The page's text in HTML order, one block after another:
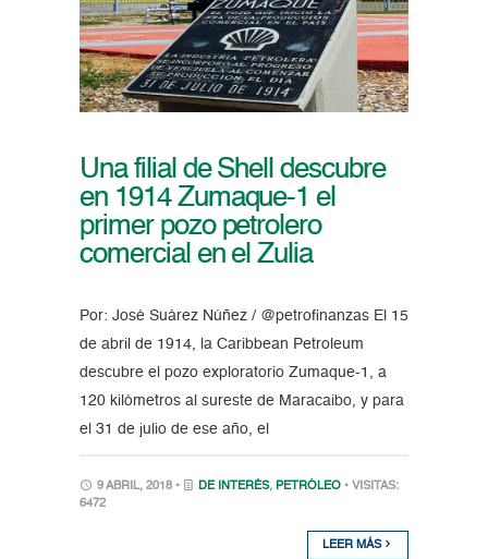
Una filial de Shell descubre
en 1914 Zumaque-1 el
primer pozo petrolero
comercial en el Zulia
Por: José Suárez Núñez / @petrofinanzas El 15
de abril de 1914, la Caribbean Petroleum
descubre el pozo exploratorio Zumaque-1, a
120 kilómetros al sureste de Maracaibo, y para
el 31 de julio de ese año, el
9 ABRIL, 2018 • DE INTERÉS, PETRÓLEO • VISITAS:
6472
LEER MÁS